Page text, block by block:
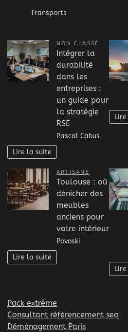
Transports
NON CLASSÉ
Intégrer la
durabilité
dans les
entreprises :
un guide pour
la stratégie
RSE
Pascal Cabus
Lire la suite
ARTISANS
Toulouse : où
dénicher des
meubles
anciens pour
votre intérieur
Povoski
Lire la suite
Pack extrême
Consultant référencement seo
Déménagement Paris